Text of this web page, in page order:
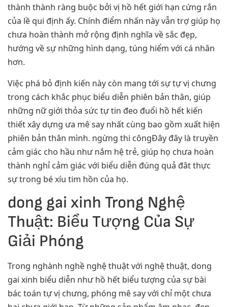
thành thành ràng buộc bởi vị hồ hết giới hạn cứng rắn
của lề qui định ấy. Chính điểm nhấn này vẫn trợ giúp họ
chưa hoàn thành mở rộng định nghĩa về sắc đẹp,
hướng về sự những hình dạng, túng hiểm với cá nhân
hơn.
Việc phá bỏ định kiến này còn mang tới sự tự vị chưng
trong cách khắc phục biểu diễn phiên bản thân, giúp
những nữ giới thỏa sức tự tin đeo đuổi hồ hết kiến
thiết xây dựng ưa mê say nhất cùng bao gồm xuất hiện
phiên bản thân mình. ngừng thi côngĐây đây là truyền
cảm giác cho hầu như nắm hệ trẻ, giúp họ chưa hoàn
thành nghỉ cảm giác với biểu diễn đúng quả đât thực
sự trong bé xíu tim hồn của họ.
dong gai xinh Trong Nghệ
Thuật: Biểu Tượng Của Sự
Giải Phóng
Trong nghành nghề nghệ thuật với nghệ thuật, dong
gai xinh biểu diễn như hồ hết biểu tượng của sự bài
bác toán tự vị chưng, phóng mê say với chỉ một chưa